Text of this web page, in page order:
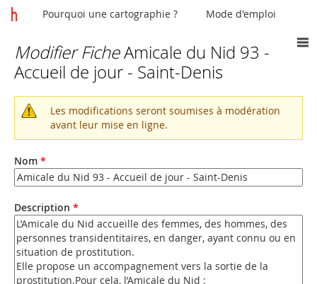
Vous
êtes
ici
Modifier FicheAmicale du Nid 93 -
Accueil de jour - Saint-Denis
Message
d'avertissement
Les modifications seront soumises à modération
avant leur mise en ligne.
Nom *
Description *
Pourquoi une cartographie ? Mode d'emploi